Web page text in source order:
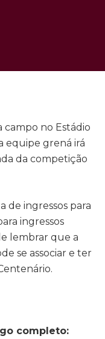
campo no Estádio
equipe grená irá
da competição
de ingressos para
ingressos
lembrar que a
se associar e ter
completo: